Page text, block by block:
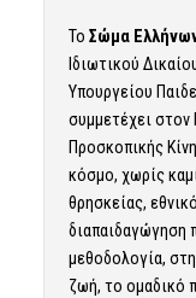
Το Σώμα
Ιδιωτικού
Υπουργείου
συμμετέχει
Προσκοπικής
κόσμο, χωρίς
θρησκείας,
διαπαιδαγώγηση
μεθοδολογία,
ζωή, το ομαδικό